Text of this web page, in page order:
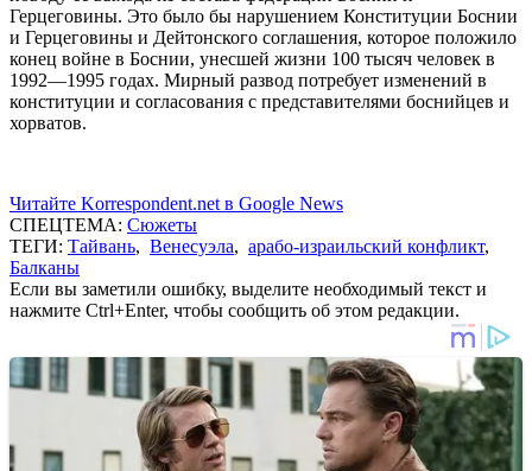
Герцеговины. Это было бы нарушением Конституции Боснии
и Герцеговины и Дейтонского соглашения, которое положило
конец войне в Боснии, унесшей жизни 100 тысяч человек в
1992—1995 годах. Мирный развод потребует изменений в
конституции и согласования с представителями боснийцев и
хорватов.
Читайте Korrespondent.net в Google News
СПЕЦТЕМА: Сюжеты
ТЕГИ: Тайвань, Венесуэла, арабо-израильский конфликт,
Балканы
Если вы заметили ошибку, выделите необходимый текст и
нажмите Ctrl+Enter, чтобы сообщить об этом редакции.